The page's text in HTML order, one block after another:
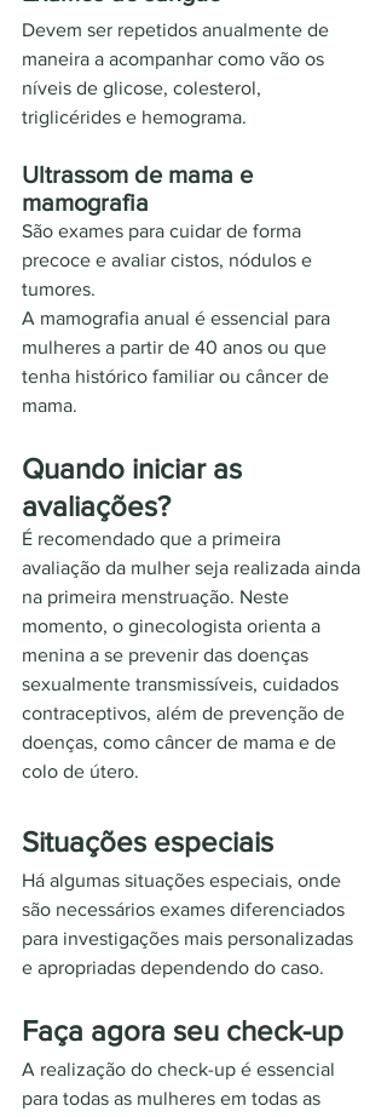
Devem ser repetidos anualmente de
maneira a acompanhar como vão os
níveis de glicose, colesterol,
triglicérides e hemograma.
Ultrassom de mama e
mamografia
São exames para cuidar de forma
precoce e avaliar cistos, nódulos e
tumores.
A mamografia anual é essencial para
mulheres a partir de 40 anos ou que
tenha histórico familiar ou câncer de
mama.
Quando iniciar as
avaliações?
É recomendado que a primeira
avaliação da mulher seja realizada ainda
na primeira menstruação. Neste
momento, o ginecologista orienta a
menina a se prevenir das doenças
sexualmente transmissíveis, cuidados
contraceptivos, além de prevenção de
doenças, como câncer de mama e de
colo de útero.
Situações especiais
Há algumas situações especiais, onde
são necessários exames diferenciados
para investigações mais personalizadas
e apropriadas dependendo do caso.
Faça agora seu check-up
A realização do check-up é essencial
para todas as mulheres em todas as